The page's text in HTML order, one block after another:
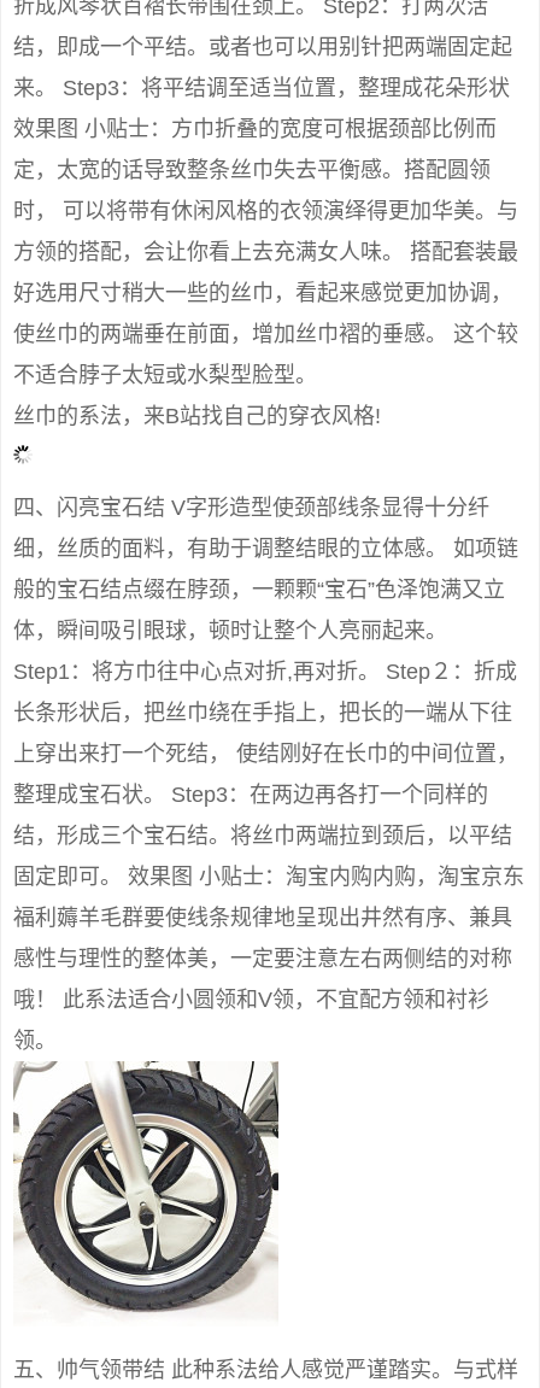
折成风琴状百褶长带围在颈上。 Step2：打两次活
结，即成一个平结。或者也可以用别针把两端固定起
来。 Step3：将平结调至适当位置，整理成花朵形状
效果图 小贴士：方巾折叠的宽度可根据颈部比例而
定，太宽的话导致整条丝巾失去平衡感。搭配圆领
时， 可以将带有休闲风格的衣领演绎得更加华美。与
方领的搭配，会让你看上去充满女人味。 搭配套装最
好选用尺寸稍大一些的丝巾，看起来感觉更加协调，
使丝巾的两端垂在前面，增加丝巾褶的垂感。 这个较
不适合脖子太短或水梨型脸型。
丝巾的系法，来B站找自己的穿衣风格!
四、闪亮宝石结 V字形造型使颈部线条显得十分纤
细，丝质的面料，有助于调整结眼的立体感。 如项链
般的宝石结点缀在脖颈，一颗颗“宝石”色泽饱满又立
体，瞬间吸引眼球，顿时让整个人亮丽起来。
Step1：将方巾往中心点对折,再对折。 Step２：折成
长条形状后，把丝巾绕在手指上，把长的一端从下往
上穿出来打一个死结， 使结刚好在长巾的中间位置，
整理成宝石状。 Step3：在两边再各打一个同样的
结，形成三个宝石结。将丝巾两端拉到颈后，以平结
固定即可。 效果图 小贴士：淘宝内购内购，淘宝京东
福利薅羊毛群要使线条规律地呈现出井然有序、兼具
感性与理性的整体美，一定要注意左右两侧结的对称
哦！ 此系法适合小圆领和V领，不宜配方领和衬衫
领。
五、帅气领带结 此种系法给人感觉严谨踏实。与式样